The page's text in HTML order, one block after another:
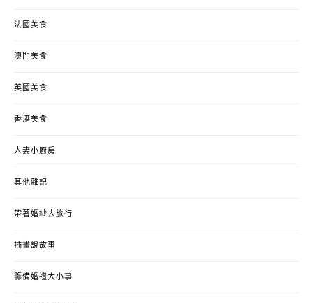
法國美食
澳門美食
英國美食
香港美食
人妻小廚房
其他雜記
帶著婚紗去旅行
插畫說故事
籌備婚禮大小事